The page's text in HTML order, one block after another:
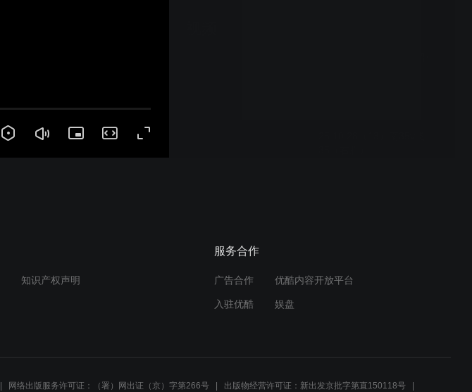
33（右胜）
知识产权声明
服务合作
广告合作 优酷内容开放平台
入驻优酷 娱盘
网络出版服务许可证：（署）网出证（京）字第266号 出版物经营许可证：新出发京批字第直150118号